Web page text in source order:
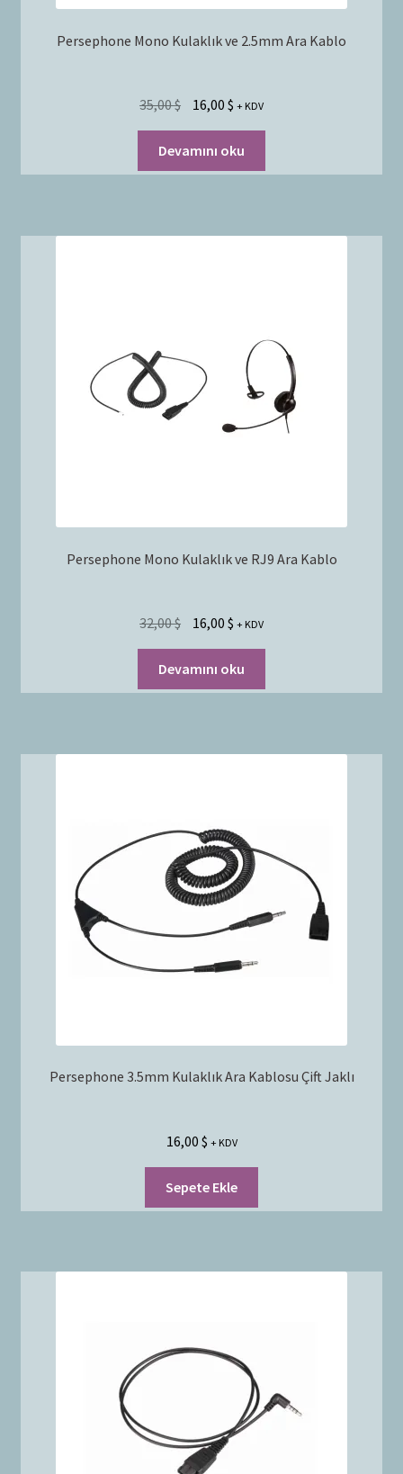
Persephone Mono Kulaklık ve 2.5mm Ara Kablo
35,00$ 16,00 $ + KDV
Devamını oku
Persephone Mono Kulaklık ve RJ9 Ara Kablo
32,00$ 16,00 $ + KDV
Devamını oku
Persephone 3.5mm Kulaklık Ara Kablosu Çift Jaklı
16,00 $ + KDV
Sepete Ekle